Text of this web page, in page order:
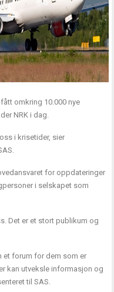
fått omkring 10.000 nye
NRK i dag.
i krisetider, sier
for oppdateringer
i selskapet som
Det er et stort publikum og
et forum for dem som er
kan utveksle informasjon og
til SAS.